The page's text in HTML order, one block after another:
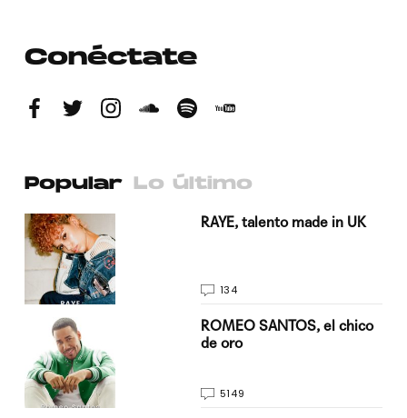
Conéctate
Popular Lo último
RAYE, talento made in UK
134
ROMEO SANTOS, el chico
de oro
5149